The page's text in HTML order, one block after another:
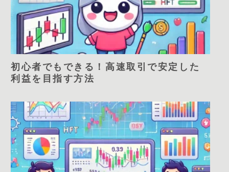
初心者でもできる！高速取引で安定した
利益を目指す方法